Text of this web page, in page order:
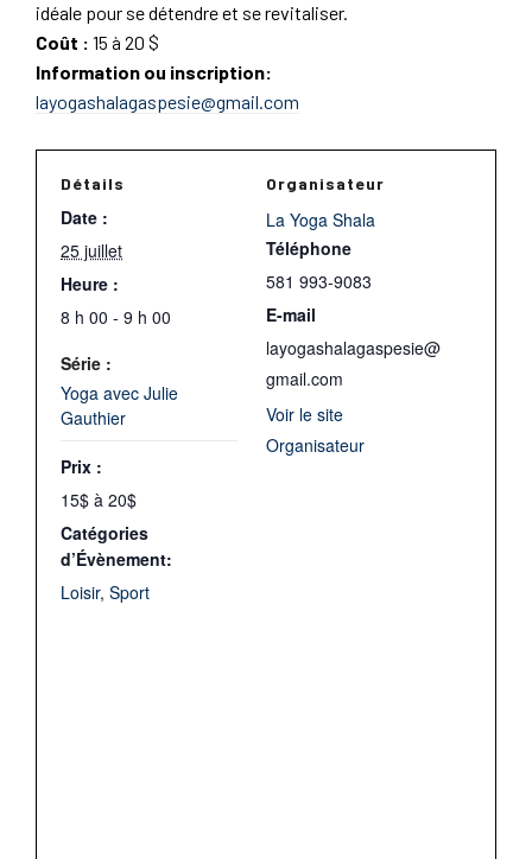
idéale pour se détendre et se revitaliser.
Coût : 15 à 20 $
Information ou inscription:
layogashalagaspesie@gmail.com
Détails
Date :
25 juillet
Heure :
8 h 00 - 9 h 00
Série :
Yoga avec Julie
Gauthier
Prix :
15$ à 20$
Catégories
d’Évènement:
Loisir, Sport
Organisateur
La Yoga Shala
Téléphone
581 993-9083
E-mail
layogashalagaspesie@
gmail.com
Voir le site
Organisateur